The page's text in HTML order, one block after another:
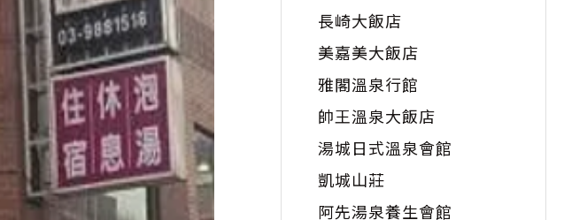
長崎大飯店
美嘉美大飯店
雅閣溫泉行館
帥王溫泉大飯店
湯城日式溫泉會館
凱城山莊
阿先湯泉養生會館